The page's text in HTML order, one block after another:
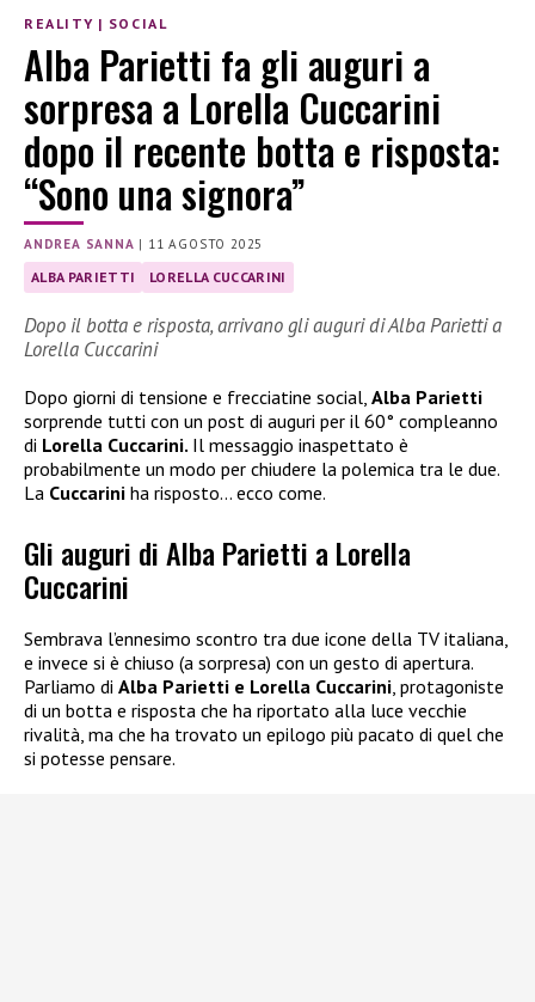
REALITY | SOCIAL
Alba Parietti fa gli auguri a
sorpresa a Lorella Cuccarini
dopo il recente botta e risposta:
“Sono una signora”
ANDREA SANNA | 11 AGOSTO 2025
ALBA PARIETTI LORELLA CUCCARINI
Dopo il botta e risposta, arrivano gli auguri di Alba Parietti a
Lorella Cuccarini
Dopo giorni di tensione e frecciatine social, Alba Parietti
sorprende tutti con un post di auguri per il 60° compleanno
di Lorella Cuccarini. Il messaggio inaspettato è
probabilmente un modo per chiudere la polemica tra le due.
La Cuccarini ha risposto… ecco come.
Gli auguri di Alba Parietti a Lorella
Cuccarini
Sembrava l’ennesimo scontro tra due icone della TV italiana,
e invece si è chiuso (a sorpresa) con un gesto di apertura.
Parliamo di Alba Parietti e Lorella Cuccarini, protagoniste
di un botta e risposta che ha riportato alla luce vecchie
rivalità, ma che ha trovato un epilogo più pacato di quel che
si potesse pensare.